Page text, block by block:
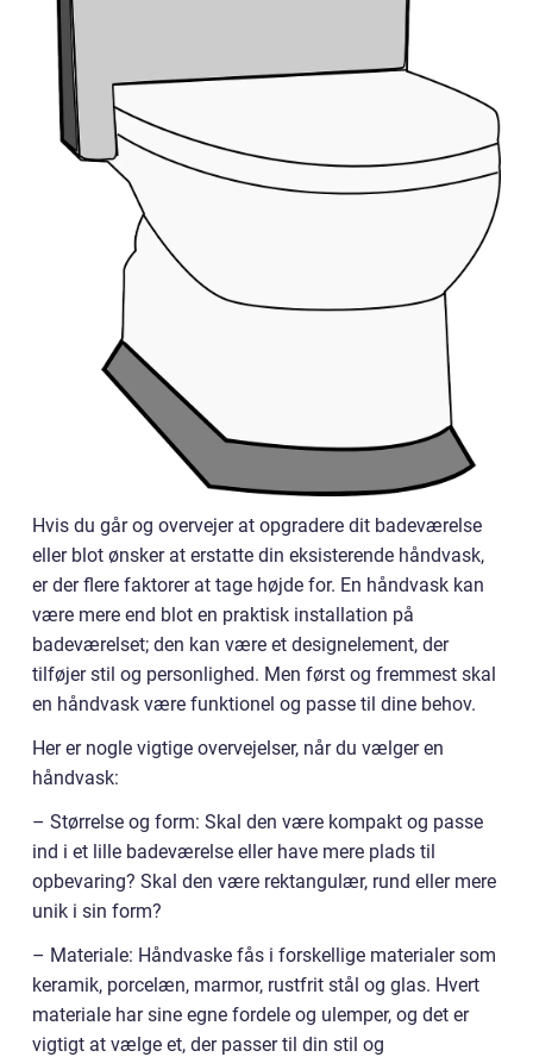
Hvis du går og overvejer at opgradere dit badeværelse
eller blot ønsker at erstatte din eksisterende håndvask,
er der flere faktorer at tage højde for. En håndvask kan
være mere end blot en praktisk installation på
badeværelset; den kan være et designelement, der
tilføjer stil og personlighed. Men først og fremmest skal
en håndvask være funktionel og passe til dine behov.
Her er nogle vigtige overvejelser, når du vælger en
håndvask:
– Størrelse og form: Skal den være kompakt og passe
ind i et lille badeværelse eller have mere plads til
opbevaring? Skal den være rektangulær, rund eller mere
unik i sin form?
– Materiale: Håndvaske fås i forskellige materialer som
keramik, porcelæn, marmor, rustfrit stål og glas. Hvert
materiale har sine egne fordele og ulemper, og det er
vigtigt at vælge et, der passer til din stil og